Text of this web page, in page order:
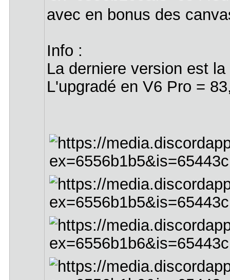
avec en bonus des
Info :
La derniere version est
L'upgradé en V6 Pro =